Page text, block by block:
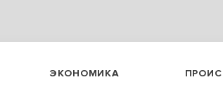
ЭКОНОМИКА